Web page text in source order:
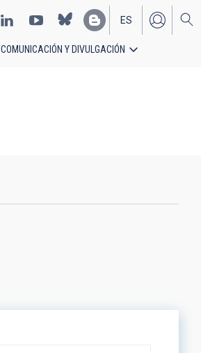
EN
ES
COMUNICACIÓN Y DIVULGACIÓN